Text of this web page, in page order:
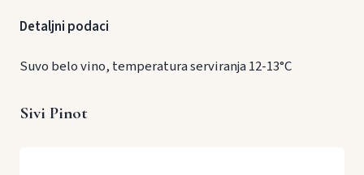
Detaljni podaci
Suvo belo vino, temperatura serviranja 12-13°C
Sivi Pinot